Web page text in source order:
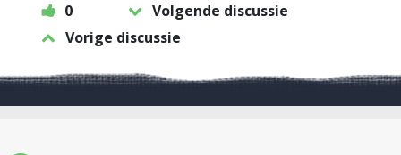
0
Volgende discussie
Vorige discussie